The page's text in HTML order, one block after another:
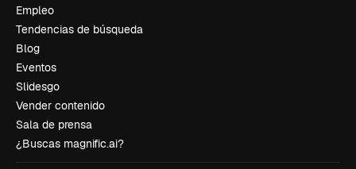
Empleo
Tendencias de búsqueda
Blog
Eventos
Slidesgo
Vender contenido
Sala de prensa
¿Buscas magnific.ai?